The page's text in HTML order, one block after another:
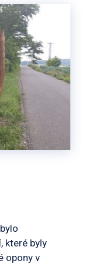
které byly
opony v